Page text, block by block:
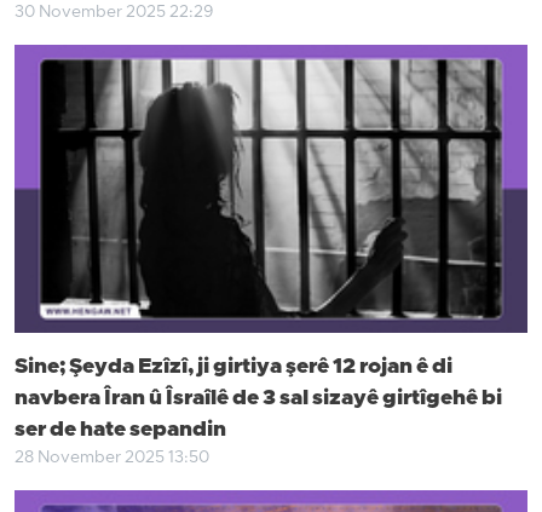
30 November 2025 22:29
Sine; Şeyda Ezîzî, ji girtiya şerê 12 rojan ê di
navbera Îran û Îsraîlê de 3 sal sizayê girtîgehê bi
ser de hate sepandin
28 November 2025 13:50